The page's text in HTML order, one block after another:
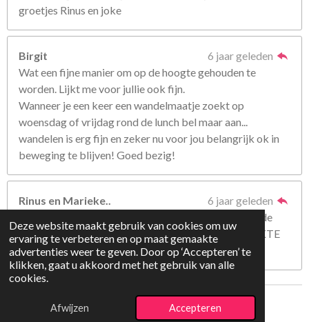
Deze website maakt gebruik van cookies om uw
ervaring te verbeteren en op maat gemaakte
advertenties weer te geven. Door op ‘Accepteren’ te
klikken, gaat u akkoord met het gebruik van alle
cookies.
Afwijzen Accepteren
groetjes Rinus en joke
Birgit
6 jaar geleden
Wat een fijne manier om op de hoogte gehouden te
worden. Lijkt me voor jullie ook fijn.
Wanneer je een keer een wandelmaatje zoekt op
woensdag of vrijdag rond de lunch bel maar aan...
wandelen is erg fijn en zeker nu voor jou belangrijk ok in
beweging te blijven! Goed bezig!
Rinus en Marieke..
6 jaar geleden
We lezen je blogs en we leven met jou en Tamara en de
kinderen mee en denken veel aan je. Heel veel STERKTE
!!!!!!!!!!!!!!!!!!!!!!!!!
© 2018 - 2025 De Belletjes